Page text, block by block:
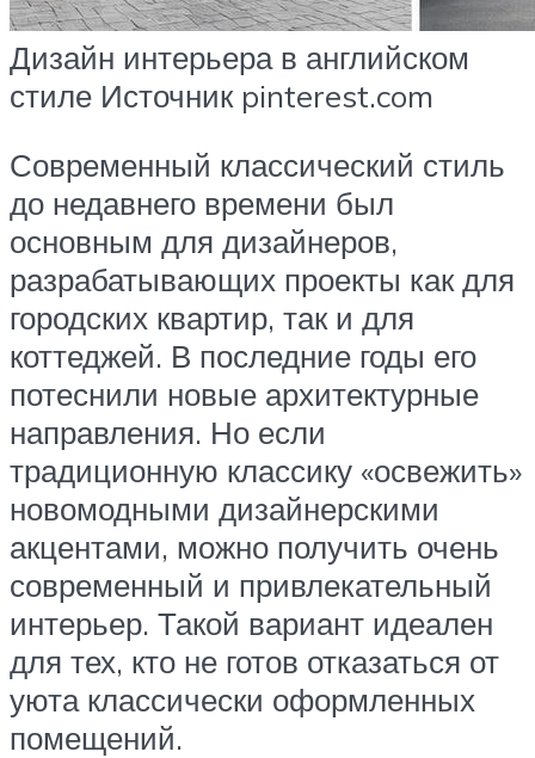
Дизайн интерьера в английском
стиле Источник pinterest.com
Современный классический стиль
до недавнего времени был
основным для дизайнеров,
разрабатывающих проекты как для
городских квартир, так и для
коттеджей. В последние годы его
потеснили новые архитектурные
направления. Но если
традиционную классику «освежить»
новомодными дизайнерскими
акцентами, можно получить очень
современный и привлекательный
интерьер. Такой вариант идеален
для тех, кто не готов отказаться от
уюта классически оформленных
помещений.